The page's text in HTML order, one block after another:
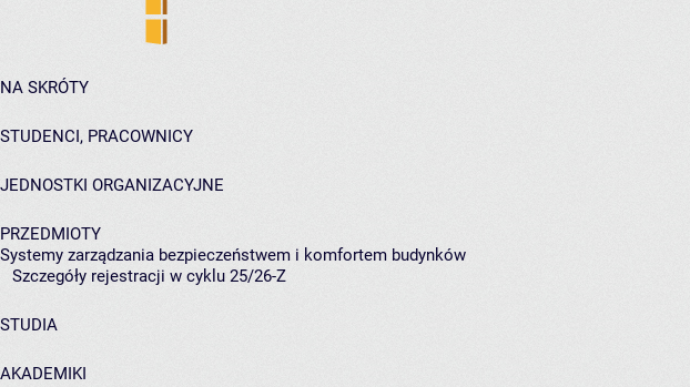
NA SKRÓTY
STUDENCI, PRACOWNICY
JEDNOSTKI ORGANIZACYJNE
PRZEDMIOTY
Systemy zarządzania bezpieczeństwem i komfortem budynków
Szczegóły rejestracji w cyklu 25/26-Z
STUDIA
AKADEMIKI